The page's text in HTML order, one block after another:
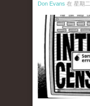
Don Evans 在 星期